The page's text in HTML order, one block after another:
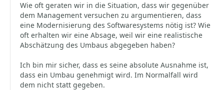
Wie oft geraten wir in die Situation, dass wir gegenüber
dem Management versuchen zu argumentieren, dass
eine Modernisierung des Softwaresystems nötig ist? Wie
oft erhalten wir eine Absage, weil wir eine realistische
Abschätzung des Umbaus abgegeben haben?
Ich bin mir sicher, dass es seine absolute Ausnahme ist,
dass ein Umbau genehmigt wird. Im Normalfall wird
dem nicht statt gegeben.